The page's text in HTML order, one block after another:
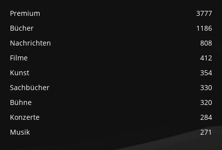
Premium
3777
Bücher
1186
Nachrichten
808
Filme
412
Kunst
354
Sachbücher
330
Bühne
320
Konzerte
284
Musik
271